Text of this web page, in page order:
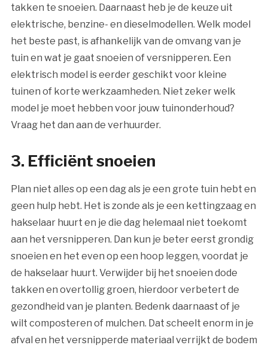
takken te snoeien. Daarnaast heb je de keuze uit
elektrische, benzine- en dieselmodellen. Welk model
het beste past, is afhankelijk van de omvang van je
tuin en wat je gaat snoeien of versnipperen. Een
elektrisch model is eerder geschikt voor kleine
tuinen of korte werkzaamheden. Niet zeker welk
model je moet hebben voor jouw tuinonderhoud?
Vraag het dan aan de verhuurder.
3. Efficiënt snoeien
Plan niet alles op een dag als je een grote tuin hebt en
geen hulp hebt. Het is zonde als je een kettingzaag en
hakselaar huurt en je die dag helemaal niet toekomt
aan het versnipperen. Dan kun je beter eerst grondig
snoeien en het even op een hoop leggen, voordat je
de hakselaar huurt. Verwijder bij het snoeien dode
takken en overtollig groen, hierdoor verbetert de
gezondheid van je planten. Bedenk daarnaast of je
wilt composteren of mulchen. Dat scheelt enorm in je
afval en het versnipperde materiaal verrijkt de bodem